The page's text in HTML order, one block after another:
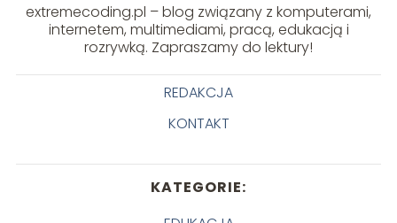
extremecoding.pl – blog związany z komputerami,
internetem, multimediami, pracą, edukacją i
rozrywką. Zapraszamy do lektury!
REDAKCJA
KONTAKT
KATEGORIE: